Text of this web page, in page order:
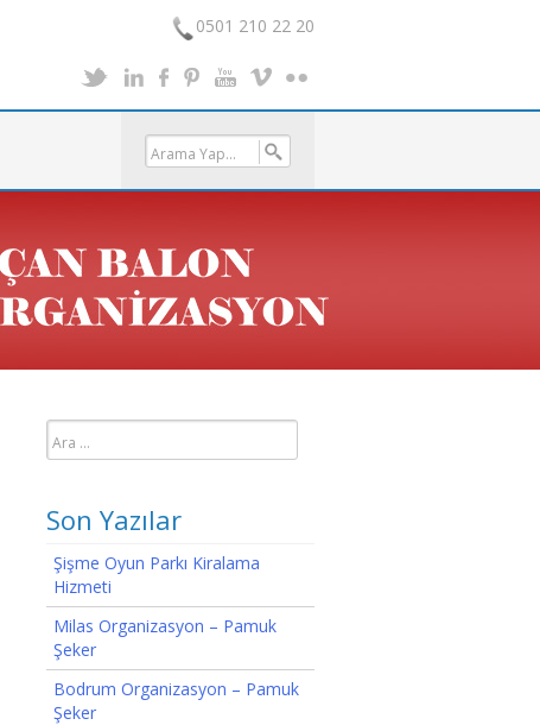
0501 210 22 20
Arama:
Son Yazılar
Şişme Oyun Parkı Kiralama
Hizmeti
Milas Organizasyon – Pamuk
Şeker
Bodrum Organizasyon – Pamuk
Şeker